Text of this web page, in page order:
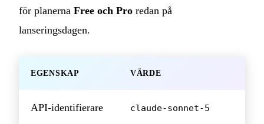
för planerna Free och Pro redan på
lanseringsdagen.
EGENSKAP VÄRDE
API-identifierare claude-sonnet-5